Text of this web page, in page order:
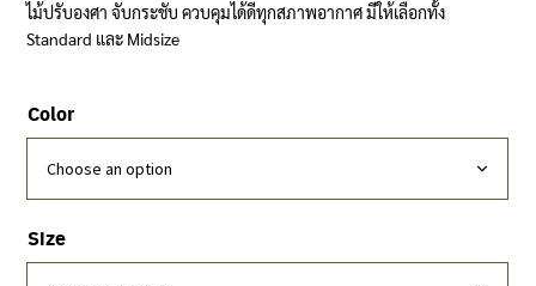
ไม้ปรับองศา จับกระชับ ควบคุมได้ดีทุกสภาพอากาศ มีให้เลือกทั้ง
Standard และ Midsize
Color
Size